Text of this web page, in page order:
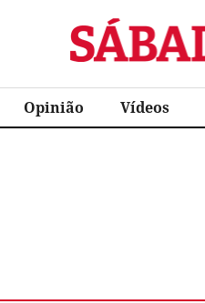
Sábado
Opinião Vídeos